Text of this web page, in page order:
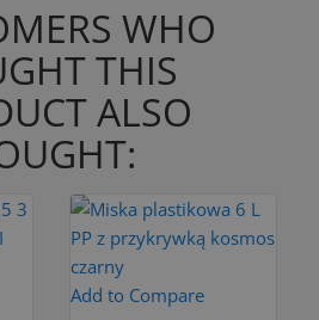
WHO
THIS
ALSO
Add to Compare